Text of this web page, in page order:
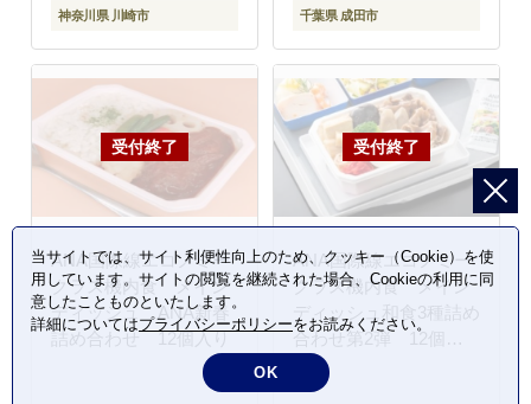
神奈川県 川崎市 千葉県 成田市
ANA国際線エコノミー
クラス機内食 メイン
ディッシュ ANA新春
詰め合わせ 12個入り
ANA国際線エコノミー
クラス機内食 メイン
ディッシュ和食3種詰め
合わせ第2弾 12個入
当サイトでは、サイト利便性向上のため、クッキー（Cookie）を使
用しています。サイトの閲覧を継続された場合、Cookieの利用に同
意したことものといたします。
詳細についてはプライバシーポリシーをお読みください。
OK